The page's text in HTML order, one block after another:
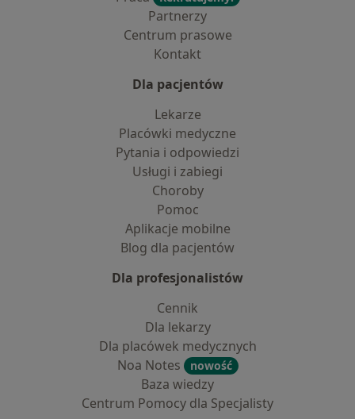
Partnerzy
Centrum prasowe
Kontakt
Dla pacjentów
Lekarze
Placówki medyczne
Pytania i odpowiedzi
Usługi i zabiegi
Choroby
Pomoc
Aplikacje mobilne
Blog dla pacjentów
Dla profesjonalistów
Cennik
Dla lekarzy
Dla placówek medycznych
Noa Notes
nowość
Baza wiedzy
Centrum Pomocy dla Specjalisty